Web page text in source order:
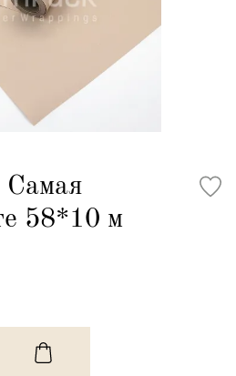
Самая
58*10 м